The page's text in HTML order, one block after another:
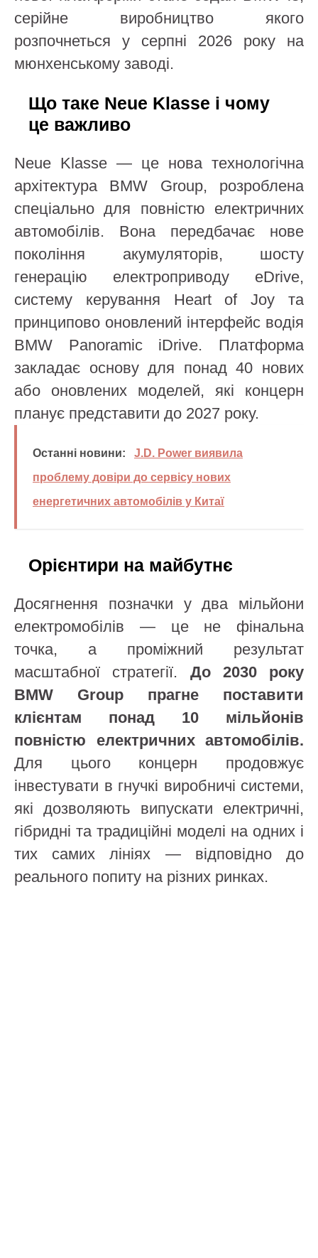
серійне виробництво якого
розпочнеться у серпні 2026 року на
мюнхенському заводі.
Що таке Neue Klasse і чому
це важливо
Neue Klasse — це нова технологічна
архітектура BMW Group, розроблена
спеціально для повністю електричних
автомобілів. Вона передбачає нове
покоління акумуляторів, шосту
генерацію електроприводу eDrive,
систему керування Heart of Joy та
принципово оновлений інтерфейс водія
BMW Panoramic iDrive. Платформа
закладає основу для понад 40 нових
або оновлених моделей, які концерн
планує представити до 2027 року.
Останні новини:
J.D. Power виявила
проблему довіри до сервісу нових
енергетичних автомобілів у Китаї
Орієнтири на майбутнє
Досягнення позначки у два мільйони
електромобілів — це не фінальна
точка, а проміжний результат
масштабної стратегії. До 2030 року
BMW Group прагне поставити
клієнтам понад 10 мільйонів
повністю електричних автомобілів.
Для цього концерн продовжує
інвестувати в гнучкі виробничі системи,
які дозволяють випускати електричні,
гібридні та традиційні моделі на одних і
тих самих лініях — відповідно до
реального попиту на різних ринках.